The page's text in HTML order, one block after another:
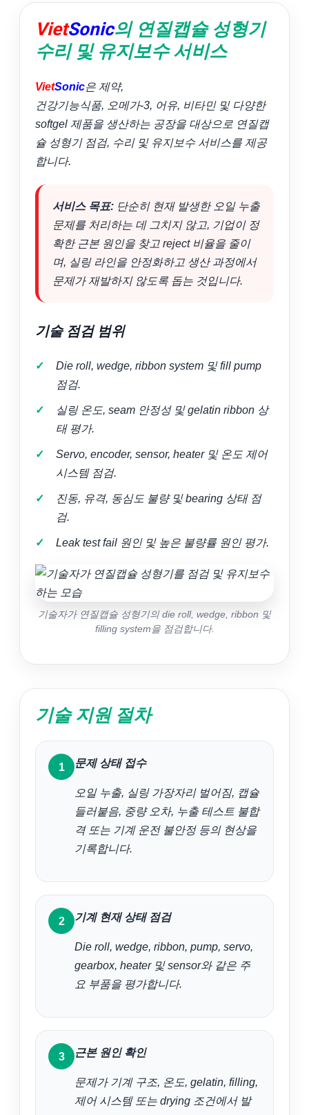
VietSonic의 연질캡슐 성형기
수리 및 유지보수 서비스
VietSonic은 제약,
건강기능식품, 오메가-3, 어유, 비타민 및 다양한
softgel 제품을 생산하는 공장을 대상으로 연질캡
슐 성형기 점검, 수리 및 유지보수 서비스를 제공
합니다.
서비스 목표: 단순히 현재 발생한 오일 누출
문제를 처리하는 데 그치지 않고, 기업이 정
확한 근본 원인을 찾고 reject 비율을 줄이
며, 실링 라인을 안정화하고 생산 과정에서
문제가 재발하지 않도록 돕는 것입니다.
기술 점검 범위
Die roll, wedge, ribbon system 및 fill pump
점검.
실링 온도, seam 안정성 및 gelatin ribbon 상
태 평가.
Servo, encoder, sensor, heater 및 온도 제어
시스템 점검.
진동, 유격, 동심도 불량 및 bearing 상태 점
검.
Leak test fail 원인 및 높은 불량률 원인 평가.
기술자가 연질캡슐 성형기의 die roll, wedge, ribbon 및
filling system을 점검합니다.
기술 지원 절차
문제 상태 접수
오일 누출, 실링 가장자리 벌어짐, 캡슐
들러붙음, 중량 오차, 누출 테스트 불합
격 또는 기계 운전 불안정 등의 현상을
기록합니다.
기계 현재 상태 점검
Die roll, wedge, ribbon, pump, servo,
gearbox, heater 및 sensor와 같은 주
요 부품을 평가합니다.
근본 원인 확인
문제가 기계 구조, 온도, gelatin, filling,
제어 시스템 또는 drying 조건에서 발